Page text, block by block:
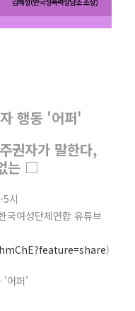
행동 '어퍼'
권자가 말한다,
는 □
시
여성단체연합 유튜브
)
'어퍼'